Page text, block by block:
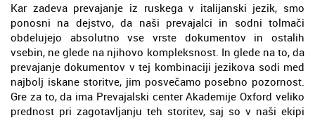
Kar zadeva prevajanje iz ruskega v italijanski jezik, smo
ponosni na dejstvo, da naši prevajalci in sodni tolmači
obdelujejo absolutno vse vrste dokumentov in ostalih
vsebin, ne glede na njihovo kompleksnost. In glede na to, da
prevajanje dokumentov v tej kombinaciji jezikova sodi med
najbolj iskane storitve, jim posvečamo posebno pozornost.
Gre za to, da ima Prevajalski center Akademije Oxford veliko
prednost pri zagotavljanju teh storitev, saj so v naši ekipi